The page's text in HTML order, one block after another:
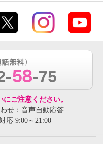
ご注意ください。
せ：音声自動応答
応 9:00～21:00